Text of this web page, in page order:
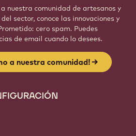
nuestra comunidad de artesanos y